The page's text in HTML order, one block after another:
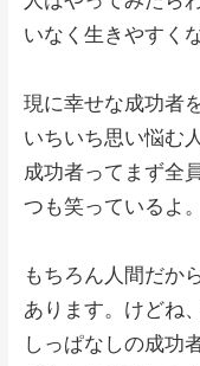
いなく生きやすく
現に幸せな成功者
いちいち思い悩む
成功者ってまず全
つも笑っているよ。
もちろん人間だか
あります。けどね
しっぱなしの成功